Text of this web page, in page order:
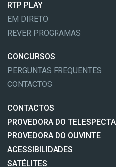
RTP PLAY
EM DIRETO
REVER PROGRAMAS
CONCURSOS
PERGUNTAS FREQUENTES
CONTACTOS
CONTACTOS
PROVEDORA DO
PROVEDORA DO OUVINTE
ACESSIBILIDADES
SATÉLITES